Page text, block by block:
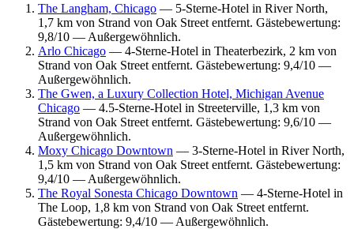
The Langham, Chicago — 5-Sterne-Hotel in River North,
1,7 km von Strand von Oak Street entfernt. Gästebewertung:
9,8/10 — Außergewöhnlich.
Arlo Chicago — 4-Sterne-Hotel in Theaterbezirk, 2 km von
Strand von Oak Street entfernt. Gästebewertung: 9,4/10 —
Außergewöhnlich.
The Gwen, a Luxury Collection Hotel, Michigan Avenue
Chicago — 4.5-Sterne-Hotel in Streeterville, 1,3 km von
Strand von Oak Street entfernt. Gästebewertung: 9,6/10 —
Außergewöhnlich.
Moxy Chicago Downtown — 3-Sterne-Hotel in River North,
1,5 km von Strand von Oak Street entfernt. Gästebewertung:
9,4/10 — Außergewöhnlich.
The Royal Sonesta Chicago Downtown — 4-Sterne-Hotel in
The Loop, 1,8 km von Strand von Oak Street entfernt.
Gästebewertung: 9,4/10 — Außergewöhnlich.